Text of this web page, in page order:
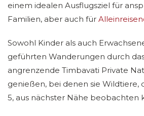
einem idealen Ausflugsziel für
Familien, aber auch für
Sowohl Kinder als auch
geführten Wanderungen durch
angrenzende Timbavati Private
genießen, bei denen sie Wildtiere,
5, aus nächster Nähe beobachten